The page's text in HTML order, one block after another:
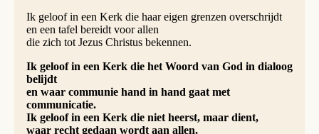
Ik geloof in een Kerk die haar eigen grenzen overschrijdt
en een tafel bereidt voor allen
die zich tot Jezus Christus bekennen.
Ik geloof in een Kerk die het Woord van God in dialoog
belijdt
en waar communie hand in hand gaat met
communicatie.
Ik geloof in een Kerk die niet heerst, maar dient,
waar recht gedaan wordt aan allen,